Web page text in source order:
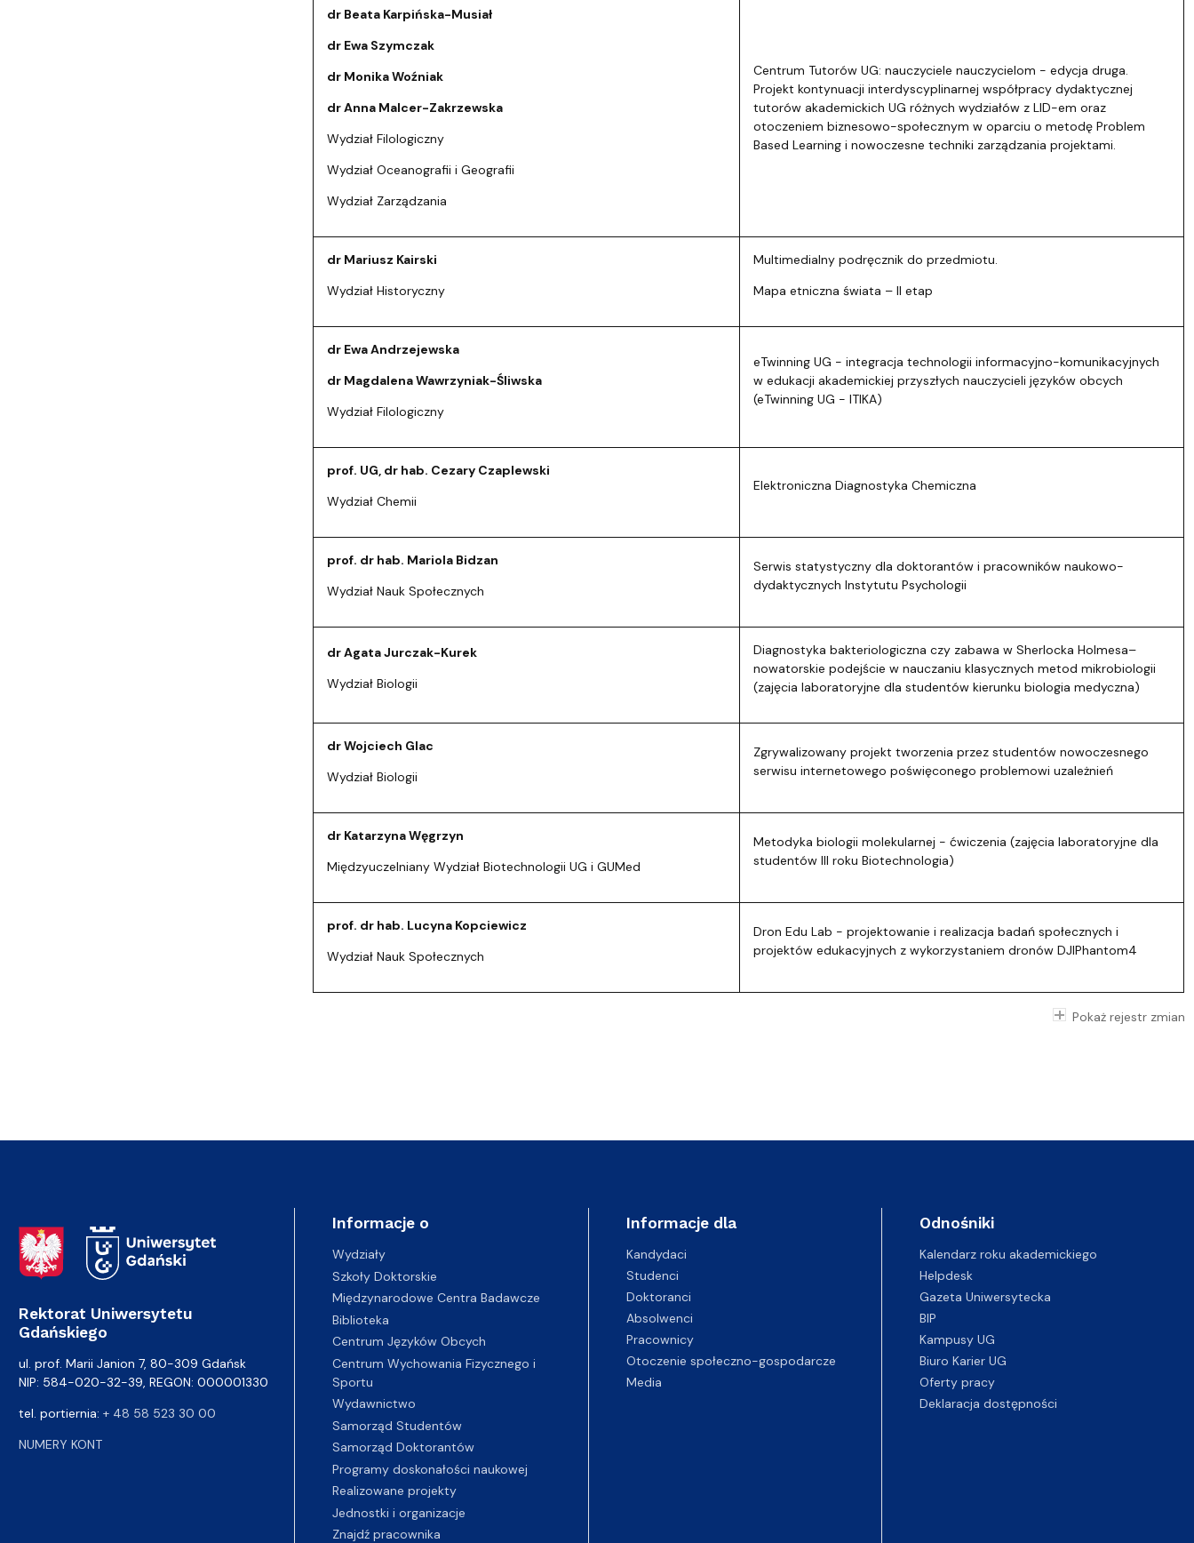
dr Beata Karpińska-Musiał
dr Ewa Szymczak
dr Monika Woźniak
dr Anna Malcer-Zakrzewska
Wydział Filologiczny
Wydział Oceanografii i Geografii
Wydział Zarządzania
Centrum Tutorów UG: nauczyciele nauczycielom - edycja druga.
Projekt kontynuacji interdyscyplinarnej współpracy dydaktycznej
tutorów akademickich UG różnych wydziałów z LID-em oraz
otoczeniem biznesowo-społecznym w oparciu o metodę Problem
Based Learning i nowoczesne techniki zarządzania projektami.
dr Mariusz Kairski
Wydział Historyczny
Multimedialny podręcznik do przedmiotu.
Mapa etniczna świata – II etap
dr Ewa Andrzejewska
dr Magdalena Wawrzyniak-Śliwska
Wydział Filologiczny
eTwinning UG - integracja technologii informacyjno-komunikacyjnych
w edukacji akademickiej przyszłych nauczycieli języków obcych
(eTwinning UG - ITIKA)
prof. UG, dr hab. Cezary Czaplewski
Wydział Chemii
Elektroniczna Diagnostyka Chemiczna
prof. dr hab. Mariola Bidzan
Wydział Nauk Społecznych
Serwis statystyczny dla doktorantów i pracowników naukowo-
dydaktycznych Instytutu Psychologii
dr Agata Jurczak-Kurek
Wydział Biologii
Diagnostyka bakteriologiczna czy zabawa w Sherlocka Holmesa–
nowatorskie podejście w nauczaniu klasycznych metod mikrobiologii
(zajęcia laboratoryjne dla studentów kierunku biologia medyczna)
dr Wojciech Glac
Wydział Biologii
Zgrywalizowany projekt tworzenia przez studentów nowoczesnego
serwisu internetowego poświęconego problemowi uzależnień
dr Katarzyna Węgrzyn
Międzyuczelniany Wydział Biotechnologii UG i GUMed
Metodyka biologii molekularnej - ćwiczenia (zajęcia laboratoryjne dla
studentów III roku Biotechnologia)
prof. dr hab. Lucyna Kopciewicz
Wydział Nauk Społecznych
Dron Edu Lab - projektowanie i realizacja badań społecznych i
projektów edukacyjnych z wykorzystaniem dronów DJIPhantom4
Pokaż rejestr zmian
Adres Rektoratu
Rektorat Uniwersytetu
Gdańskiego
ul. prof. Marii Janion 7, 80-309 Gdańsk
NIP: 584-020-32-39, REGON: 000001330
tel. portiernia: + 48 58 523 30 00
NUMERY KONT
Informacje o
Wydziały
Szkoły Doktorskie
Międzynarodowe Centra Badawcze
Biblioteka
Centrum Języków Obcych
Centrum Wychowania Fizycznego i
Sportu
Wydawnictwo
Samorząd Studentów
Samorząd Doktorantów
Programy doskonałości naukowej
Realizowane projekty
Jednostki i organizacje
Znajdź pracownika
Informacje dla
Kandydaci
Studenci
Doktoranci
Absolwenci
Pracownicy
Otoczenie społeczno-gospodarcze
Media
Odnośniki
Kalendarz roku akademickiego
Helpdesk
Gazeta Uniwersytecka
BIP
Kampusy UG
Biuro Karier UG
Oferty pracy
Deklaracja dostępności